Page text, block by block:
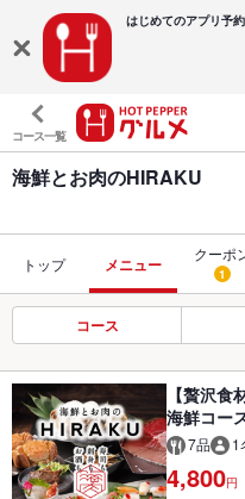
はじめてのアプリ予
コース一覧
海鮮とお肉のHIRAKU
トップ メニュー
クーポ
1
コース
【贅沢
海鮮コー
7品 1
4,800円